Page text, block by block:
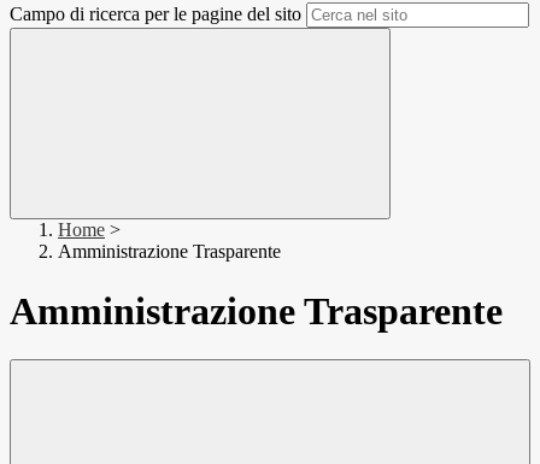
Campo di ricerca per le pagine del sito
Home >
Amministrazione Trasparente
Amministrazione Trasparente